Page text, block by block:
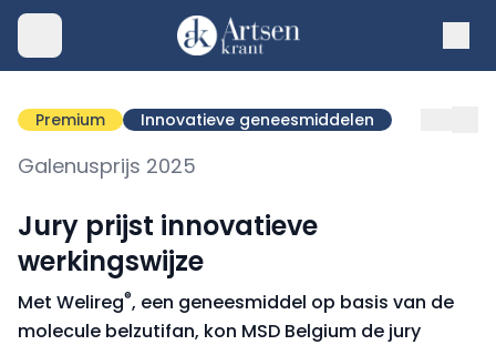
Premium Innovatieve geneesmiddelen
Galenusprijs 2025
Jury prijst innovatieve
werkingswijze
Met Welireg®, een geneesmiddel op basis van de
molecule belzutifan, kon MSD Belgium de jury